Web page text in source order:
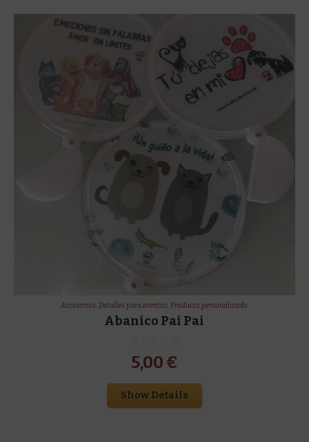
Accesorios,Detalles para eventos,Producto personalizado
Abanico Pai Pai
5,00 €
Show Details